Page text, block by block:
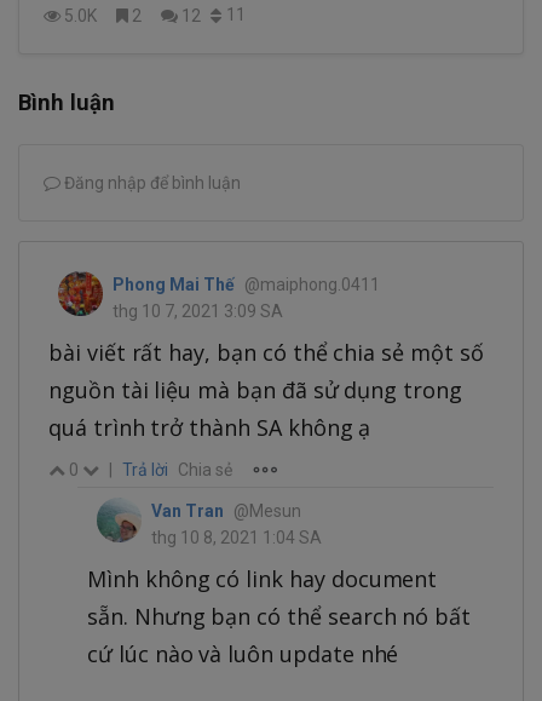
5.0K 2 12 11
Bình luận
Đăng nhập để bình luận
Phong Mai Thế @maiphong.0411
thg 10 7, 2021 3:09 SA
bài viết rất hay, bạn có thể chia sẻ một số
nguồn tài liệu mà bạn đã sử dụng trong
quá trình trở thành SA không ạ
0 Trả lời Chia sẻ
Van Tran
@Mesun
thg 10 8, 2021 1:04 SA
Mình không có link hay document
sẵn. Nhưng bạn có thể search nó bất
cứ lúc nào và luôn update nhé